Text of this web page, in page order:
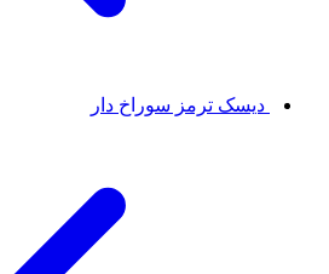
دیسک ترمز سوراخ دار